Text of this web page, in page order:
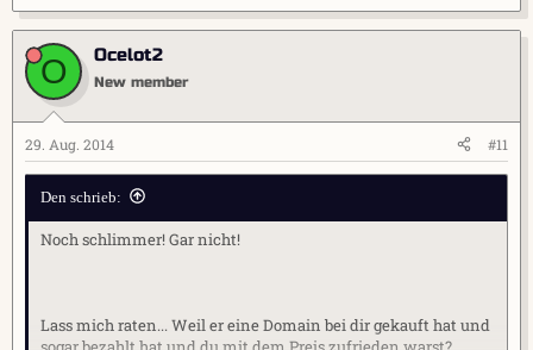
O Ocelot2
New member
29. Aug. 2014 #11
Den schrieb:
Noch schlimmer! Gar nicht!
Lass mich raten... Weil er eine Domain bei dir gekauft hat und